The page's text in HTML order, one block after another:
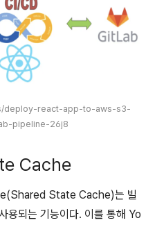
deploy-react-app-to-aws-s3-
pipeline-26j8
Cache
State Cache)는 빌
용되는 기능이다. 이를 통해 Yo